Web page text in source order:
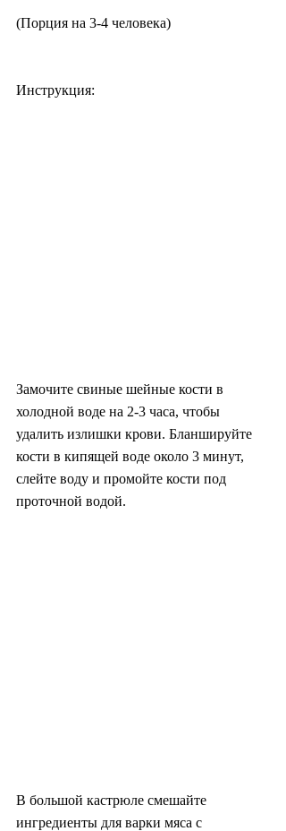
(Порция на 3-4 человека)
Инструкция:
Замочите свиные шейные кости в
холодной воде на 2-3 часа, чтобы
удалить излишки крови. Бланшируйте
кости в кипящей воде около 3 минут,
слейте воду и промойте кости под
проточной водой.
В большой кастрюле смешайте
ингредиенты для варки мяса с